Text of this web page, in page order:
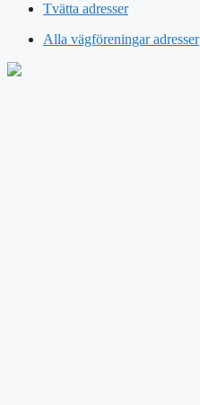
Tvätta adresser
Alla vägföreningar adresser